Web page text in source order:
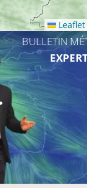
25°C
Leaflet
BULLETIN